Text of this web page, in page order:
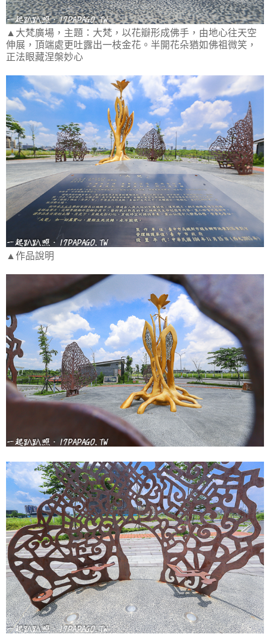
▲大梵廣場，主題：大梵，以花瓣形成佛手，由地心往天空
伸展，頂端處更吐露出一枝金花。半開花朵猶如佛祖微笑，
正法眼藏涅槃妙心
▲作品說明